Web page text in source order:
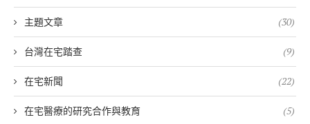
主題文章 (30)
台灣在宅踏查 (9)
在宅新聞 (22)
在宅醫療的研究合作與教育 (5)